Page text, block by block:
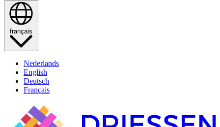
français
Nederlands
English
Deutsch
Français